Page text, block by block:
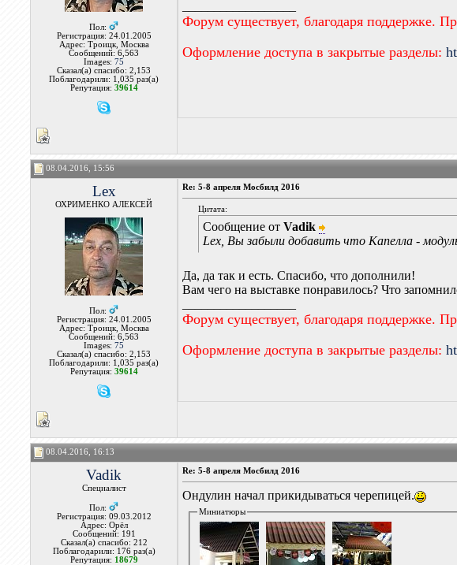
Пол:
Регистрация: 24.01.2005
Адрес: Троицк, Москва
Сообщений: 6,563
Images:75
Сказал(а) спасибо: 2,153
Поблагодарили: 1,035 раз(а)
Репутация: 39614
Форум существует, благодаря поддержке.
Оформление доступа в закрытые разделы:
08.04.2016, 15:56
Lex
ОХРИМЕНКО АЛЕКСЕЙ
Пол:
Регистрация: 24.01.2005
Адрес: Троицк, Москва
Сообщений: 6,563
Images:75
Сказал(а) спасибо: 2,153
Поблагодарили: 1,035 раз(а)
Репутация: 39614
Re: 5-8 апреля Мосбилд 2016
Цитата:
Сообщение отVadik
Lex, Вы забыли добавить что Капелла -
Да, да так и есть. Спасибо, что дополнили!
Вам чего на выставке понравилось? Что
Форум существует, благодаря поддержке.
Оформление доступа в закрытые разделы:
08.04.2016, 16:13
Vadik
Специалист
Пол:
Регистрация: 09.03.2012
Адрес: Орёл
Сообщений: 191
Сказал(а) спасибо: 212
Поблагодарили: 176 раз(а)
Репутация: 18679
Re: 5-8 апреля Мосбилд 2016
Ондулин начал прикидываться черепицей.
Миниатюры